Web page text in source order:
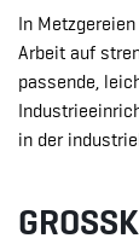
In
Arbeit auf
passende,
in der